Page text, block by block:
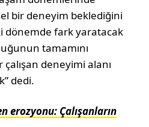
bir deneyim beklediğini
dönemde fark yaratacak
tamamını
deneyimi alanı
dedi.
erozyonu: Çalışanların